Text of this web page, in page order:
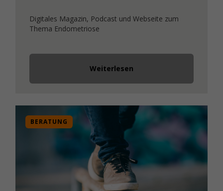
Digitales Magazin, Podcast und Webseite zum
Thema Endometriose
Weiterlesen
BERATUNG